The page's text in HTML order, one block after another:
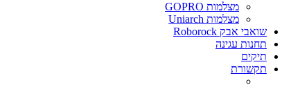
מצלמות GOPRO
מצלמות Uniarch
שואבי אבק Roborock
תחנות עגינה
תיקים
תקשורת